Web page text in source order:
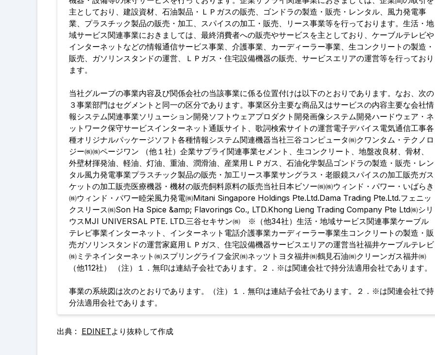
主としており、建設資材、石油製品・ＬＰガスの販売、ゴンドラの製造・販売・レンタル、風力発電事
業、プラスチック製品の販売・加工、スパイスの加工・販売、リース事業等を行っております。生活・地
域サービス関連事業におきましては、最終消費者への販売やサービスを主としており、ケーブルテレビや
インターネットなどの情報通信サービス事業、介護事業、カーディーラー事業、生コンクリートの製造・
販売、ガソリンスタンドの運営、ＬＰガス・住宅設備機器の販売、サービスエリアの運営等を行っており
ます。
当社グループの事業内容及び関係会社の当該事業に係る位置付けは以下のとおりであります。なお、次の
３事業部門はセグメントと同一の区分であります。事業区分主要な商品又はサービスの内容主要な会社情
報システム関連事業ソリューション開発ソフトウェアプロダクト開発画像システム開発ハードウェア・ネ
ットワーク保守サービスインターネット通販サイト、歌詞検索サイトの運営電子デバイス電気通信工事各
種オリジナルパッケージソフト各種情報システム関連機器当社三谷コンピュータ㈱クワンタム・テクノロ
ジー㈱㈱ページワン （他１社）企業サプライ関連事業セメント、生コンクリート、地盤改良材、骨材、
外壁材揮発油、軽油、灯油、重油、潤滑油、産業用ＬＰガス、石油化学製品ゴンドラの製造・販売・レン
タル風力発電事業プラスチック製品の販売・加工リース事業サングラス・老眼鏡スパイスの加工販売ガス
ケットの加工販売医療機器・機材の販売飼料原料の販売当社日本ビソー㈱㈱ウィンド・パワー・いばらき
㈱ウィンド・パワー睦栄風力発電㈱Mitani Singapore Holdings Pte.Ltd.Dama Trading Pte.Ltd.フェニッ
クスリース㈱Son Ha Spice &amp; Flavorings Co., LTD.Khong Lieng Trading Company Pte Ltd㈱シリ
ウスMJI UNIVERSAL PTE. LTD.三谷セキサン㈱ ※（他34社）生活・地域サービス関連事業ケーブル
テレビ事業インターネット、インターネット電話介護事業カーディーラー事業生コンクリートの製造・販
売ガソリンスタンドの運営家庭用ＬＰガス、住宅設備機器サービスエリアの運営当社福井ケーブルテレビ
㈱ミテネインターネット㈱スプリングライフ金沢㈱ネッツトヨタ福井㈱鶴見石油㈱クリーンガス福井㈱
（他112社） （注）１．無印は連結子会社であります。２．※は関連会社で持分法適用会社であります。
事業の系統図は次のとおりであります。（注）１．無印は連結子会社であります。２．※は関連会社で持
分法適用会社であります。
出典 : EDINETより抜粋して作成